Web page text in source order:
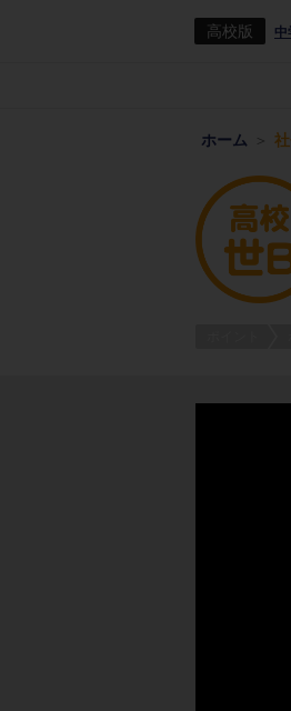
高校版 中
ホーム